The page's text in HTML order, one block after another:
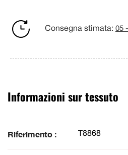
Consegna stimata: 05
Informazioni sur tessuto
Riferimento : T8868